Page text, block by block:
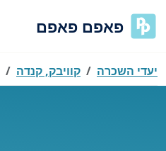
פאפם פאפם
יעדי השכרה קוויבק, קנדה